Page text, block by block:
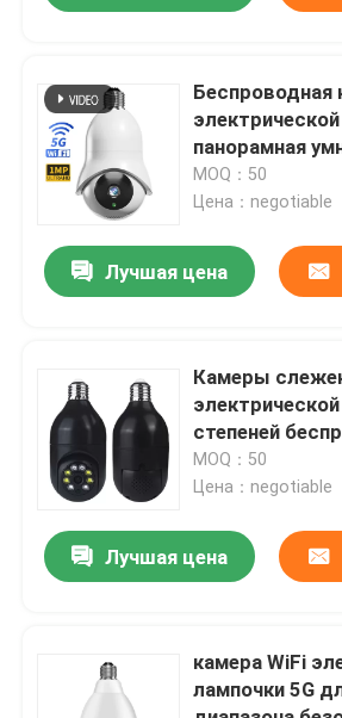
Продукты
Видеозаписи
О нас
Контроль качества
Свяжитесь с нами
Новости
Камера слежения
Беспроводная
панорамная
купола с
приложения
MOQ：50
Цена：negotiable
Лучшая цена
Камеры
степеней
открытом
панорамных
MOQ：50
Цена：negotiable
Лучшая цена
камера WiFi
лампочки 5G